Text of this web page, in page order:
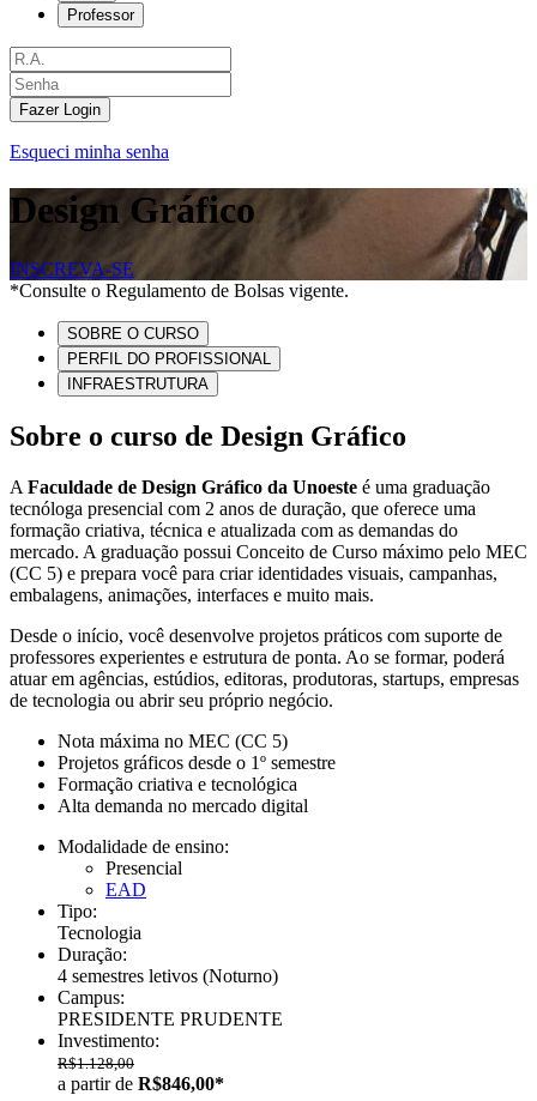
Professor
Fazer Login
Esqueci minha senha
Design Gráfico
INSCREVA-SE
*Consulte o Regulamento de Bolsas vigente.
SOBRE O CURSO
PERFIL DO PROFISSIONAL
INFRAESTRUTURA
Sobre o curso de Design Gráfico
A Faculdade de Design Gráfico da Unoeste é uma graduação
tecnóloga presencial com 2 anos de duração, que oferece uma
formação criativa, técnica e atualizada com as demandas do
mercado. A graduação possui Conceito de Curso máximo pelo MEC
(CC 5) e prepara você para criar identidades visuais, campanhas,
embalagens, animações, interfaces e muito mais.
Desde o início, você desenvolve projetos práticos com suporte de
professores experientes e estrutura de ponta. Ao se formar, poderá
atuar em agências, estúdios, editoras, produtoras, startups, empresas
de tecnologia ou abrir seu próprio negócio.
Nota máxima no MEC (CC 5)
Projetos gráficos desde o 1º semestre
Formação criativa e tecnológica
Alta demanda no mercado digital
Modalidade de ensino:
Presencial
EAD
Tipo:
Tecnologia
Duração:
4 semestres letivos (Noturno)
Campus:
PRESIDENTE PRUDENTE
Investimento:
R$1.128,00
a partir de R$846,00*